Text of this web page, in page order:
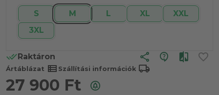
S M L XL
XXL
3XL
Raktáron share
Ártáblázat view_list Szállítási információk local_shipping
27 900 Ft